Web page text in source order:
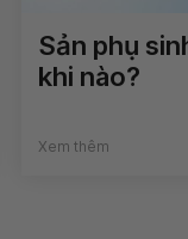
Sản phụ
khi nào?
Xem thêm